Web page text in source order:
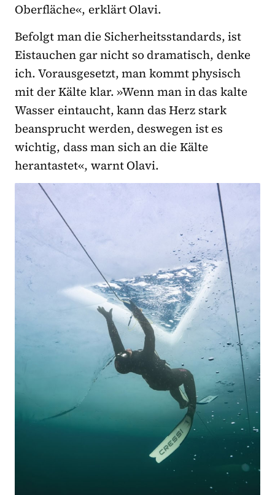
Oberfläche«, erklärt Olavi.
Befolgt man die Sicherheitsstandards, ist
Eistauchen gar nicht so dramatisch, denke
ich. Vorausgesetzt, man kommt physisch
mit der Kälte klar. »Wenn man in das kalte
Wasser eintaucht, kann das Herz stark
beansprucht werden, deswegen ist es
wichtig, dass man sich an die Kälte
herantastet«, warnt Olavi.